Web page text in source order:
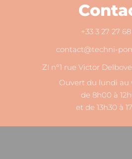
+33 3 27 27
contact@techni-
ZI n°1 rue Victor
Ouvert du lundi au
de 8h00 à
et de 13h30 à